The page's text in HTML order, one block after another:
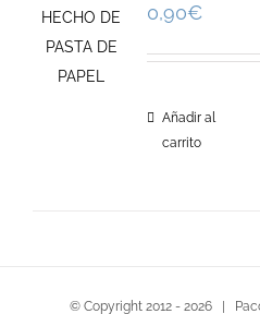
0,90€
Añadir al
carrito
© Copyright 2012 - 2026 |